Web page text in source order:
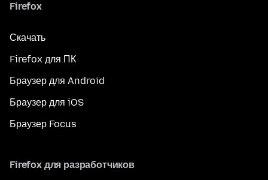
Firefox
Скачать
Firefox для ПК
Браузер для Android
Браузер для iOS
Браузер Focus
Firefox для разработчиков